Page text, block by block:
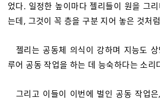
었다. 일정한 높이마다 젤리들이 원을 그
는데, 그것이 꼭 층을 구분 지어 놓은 것처
젤리는 공동체 의식이 강하며 지능도
루어 공동 작업을 하는 데 능숙하다는 소리
그리고 이들이 이번에 벌인 공동 작업